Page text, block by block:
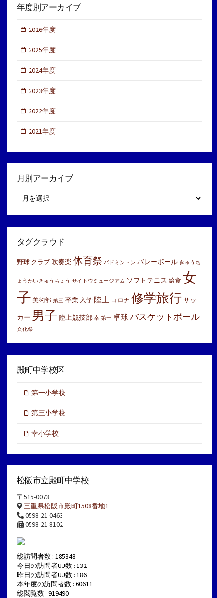
年度別アーカイブ
2026年度
2025年度
2024年度
2023年度
2022年度
2021年度
月別アーカイブ
別
イ
タグクラウド
野球 クラブ 吹奏楽 体育祭 バドミントン バレーボール きゅうち
ょうかいきゅうちょう サイトウミュージアム ソフトテニス 給食 女
子 美術部 第三 卒業 入学 陸上 コロナ 修学旅行サッ
カー 男子 陸上競技部 幸 第一 卓球バスケットボール
文化祭
殿町中学校区
第一小学校
第三小学校
幸小学校
松阪市立殿町中学校
〒515-0073
三重県松阪市殿町1508番地1
0598-21-0463
0598-21-8102
総訪問者数 : 185348
今日の訪問者UU数 : 132
昨日の訪問者UU数 : 186
本年度の訪問者数 : 60611
総閲覧数 : 919490